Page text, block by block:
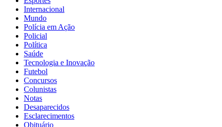
Internacional
Mundo
Polícia em Ação
Policial
Política
Saúde
Tecnologia e Inovação
Futebol
Concursos
Colunistas
Notas
Desaparecidos
Esclarecimentos
Obituário